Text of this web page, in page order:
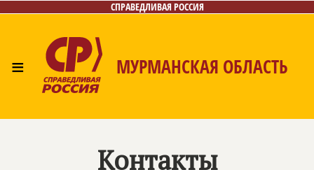
СПРАВЕДЛИВАЯ РОССИЯ
≡ МУРМАНСКАЯ ОБЛАСТЬ
Контакты